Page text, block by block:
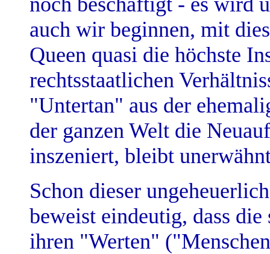
auch wir beginnen, mit
Queen quasi die höchste
rechtsstaatlichen
"Untertan" aus der
der ganzen Welt die
inszeniert, bleibt
Schon dieser
beweist eindeutig, dass
ihren "Werten"